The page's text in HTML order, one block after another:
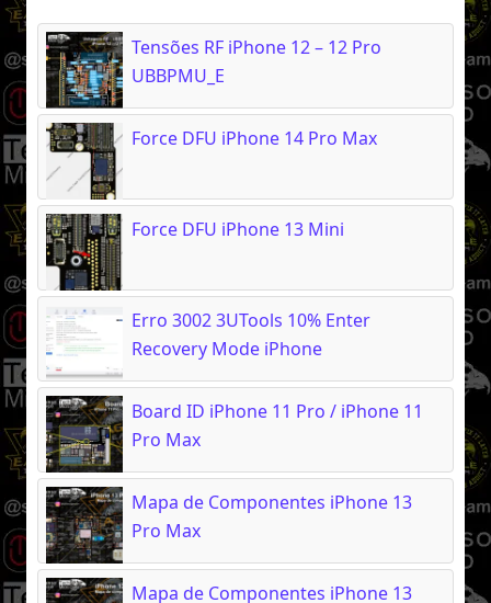
Tensões RF iPhone 12 – 12 Pro
UBBPMU_E
Force DFU iPhone 14 Pro Max
Force DFU iPhone 13 Mini
Erro 3002 3UTools 10% Enter
Recovery Mode iPhone
Board ID iPhone 11 Pro / iPhone 11
Pro Max
Mapa de Componentes iPhone 13
Pro Max
Mapa de Componentes iPhone 13